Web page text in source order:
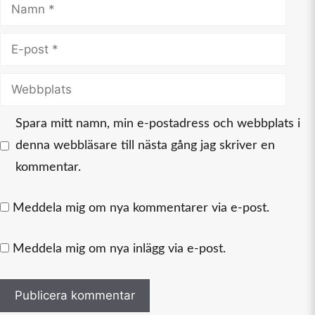
Namn
Webbplats
Spara mitt namn, min e-postadress och webbplats i
denna webbläsare till nästa gång jag skriver en
kommentar.
Meddela mig om nya kommentarer via e-post.
Meddela mig om nya inlägg via e-post.